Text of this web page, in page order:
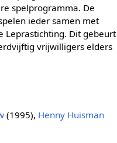
spelprogramma. De
ieder samen met
Leprastichting. Dit gebeurt
vrijwilligers elders
(1995), Henny Huisman